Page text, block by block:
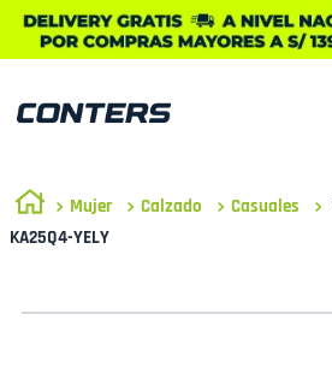
Mujer Calzado Casuales
KA25Q4-YELY